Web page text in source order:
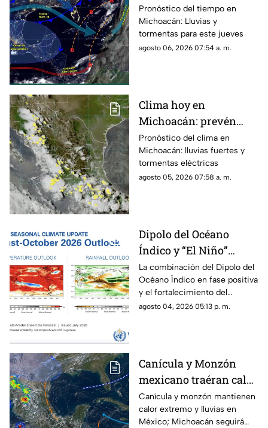
jueves en Michoacán
Pronóstico del tiempo en
Michoacán: Lluvias y
tormentas para este jueves
agosto 06, 2026 07:54 a. m.
Clima hoy en
Michoacán: prevén
lluvias fuertes,
tormentas eléctricas y
ambiente caluroso
Pronóstico del clima en
Michoacán: lluvias fuertes y
tormentas eléctricas
agosto 05, 2026 07:58 a. m.
Dipolo del Océano
Índico y “El Niño”
podrían cambiar el
clima de 2026;
Michoacán se prepara
para lluvias irregulares
La combinación del Dipolo del
Océano Índico en fase positiva
y el fortalecimiento del
fenómeno de “El Niño” podría
elevadas en distintas regiones
del mundo, incluyendo
posibles efectos para
Michoacán.
agosto 04, 2026 05:13 p. m.
Canícula y Monzón
mexicano traéran calor
extremo y fuertes
lluvias a Michoacán
Canícula y monzón mantienen
calor extremo y lluvias en
México; Michoacán seguirá